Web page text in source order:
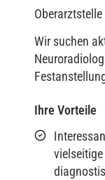
Wir suchen
Ihre Vorteile